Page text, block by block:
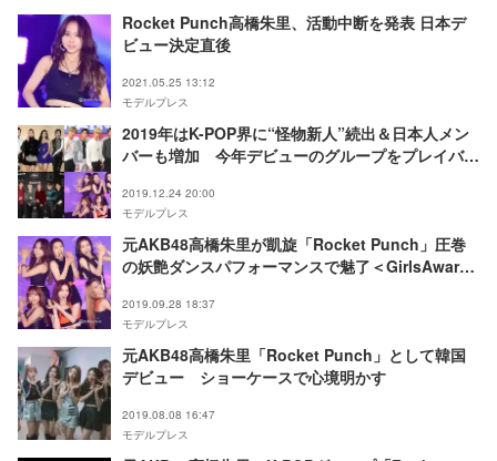
Rocket Punch高橋朱里、活動中断を発表 日本デ
ビュー決定直後
2021.05.25 13:12
モデルプレス
2019年はK-POP界に“怪物新人”続出＆日本人メン
バーも増加 今年デビューのグループをプレイバッ
2019.12.24 20:00
モデルプレス
元AKB48高橋朱里が凱旋「Rocket Punch」圧巻
の妖艶ダンスパフォーマンスで魅了＜GirlsAward
2019.09.28 18:37
モデルプレス
元AKB48高橋朱里「Rocket Punch」として韓国
デビュー ショーケースで心境明かす
2019.08.08 16:47
モデルプレス